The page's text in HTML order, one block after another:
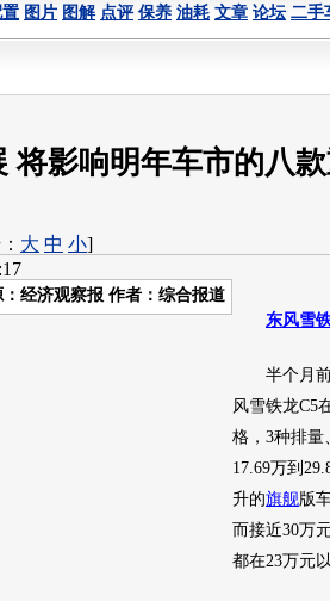
图片 图解 点评 保养 油耗 文章 论坛 二手
将影响明年车市的八
大 中 小]
经济观察报 作者：综合报道
东风雪
半个月前
风雪铁龙C5
格，3种排量
17.69万到
升的旗舰版
而接近30万
都在23万元以